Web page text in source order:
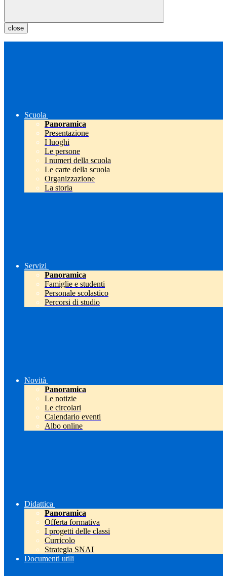
close
Scuola
Panoramica
Presentazione
I luoghi
Le persone
I numeri della scuola
Le carte della scuola
Organizzazione
La storia
Servizi
Panoramica
Famiglie e studenti
Personale scolastico
Percorsi di studio
Novità
Panoramica
Le notizie
Le circolari
Calendario eventi
Albo online
Didattica
Panoramica
Offerta formativa
I progetti delle classi
Curricolo
Strategia SNAI
Documenti utili